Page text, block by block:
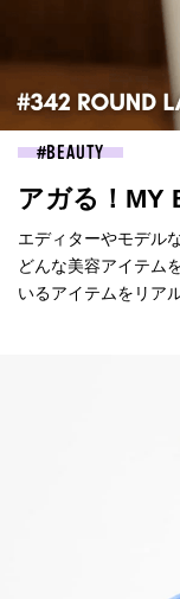
BEAUTY
アガる！MY
エディターやモデル
どんな美容アイテム
いるアイテムをリア